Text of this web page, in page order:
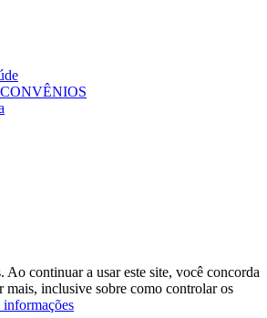
Ao continuar a usar este site, você concorda
mais, inclusive sobre como controlar os